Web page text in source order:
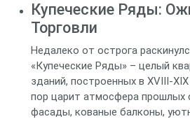
Купеческие Ряды:
Торговли
Недалеко от острога
«Купеческие Ряды» – целый
зданий, построенных в XVIII-
пор царит атмосфера прошлых
фасады, кованые балконы,